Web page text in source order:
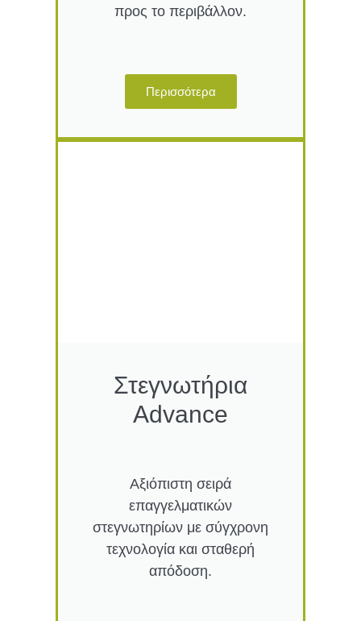
προς το περιβάλλον.
Περισσότερα
Στεγνωτήρια
Advance
Αξιόπιστη σειρά
επαγγελματικών
στεγνωτηρίων με σύγχρονη
τεχνολογία και σταθερή
απόδοση.